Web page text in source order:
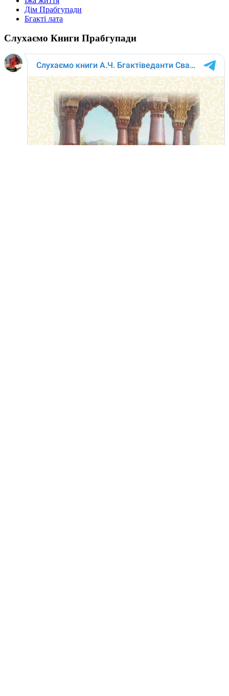
Дім Прабгупади
Бгакті лата
Слухаємо Книги Прабгупади